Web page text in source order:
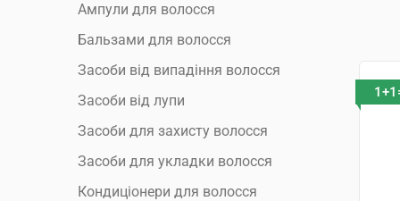
Ампули для волосся
Бальзами для волосся
Засоби від випадіння волосся
Засоби від лупи
Засоби для захисту волосся
Засоби для укладки волосся
Кондиціонери для волосся